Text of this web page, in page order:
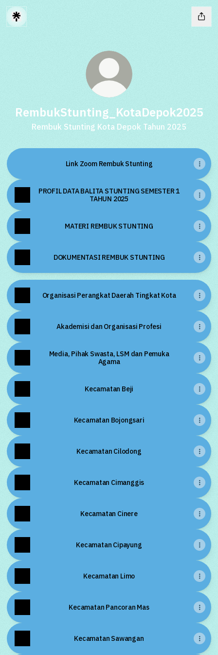
RembukStunting_KotaDepok2025
Rembuk Stunting Kota Depok Tahun 2025
Link Zoom Rembuk Stunting
PROFIL DATA BALITA STUNTING SEMESTER 1
TAHUN 2025
MATERI REMBUK STUNTING
DOKUMENTASI REMBUK STUNTING
Organisasi Perangkat Daerah Tingkat Kota
Akademisi dan Organisasi Profesi
Media, Pihak Swasta, LSM dan Pemuka
Agama
Kecamatan Beji
Kecamatan Bojongsari
Kecamatan Cilodong
Kecamatan Cimanggis
Kecamatan Cinere
Kecamatan Cipayung
Kecamatan Limo
Kecamatan Pancoran Mas
Kecamatan Sawangan